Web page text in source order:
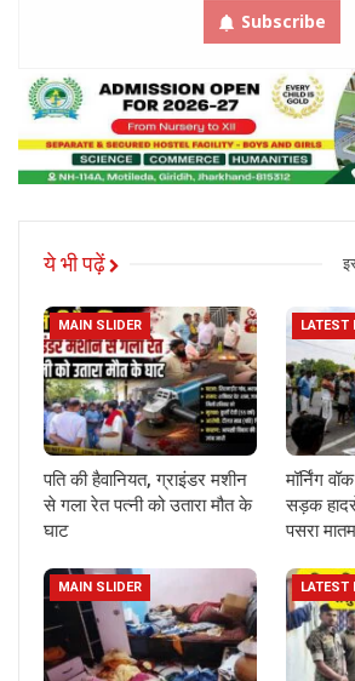
Subscribe
ये भी पढ़ें
MAIN SLIDER
पति की हैवानियत, ग्राइंडर मशीन
से गला रेत पत्नी को उतारा मौत के
घाट
LATEST
मॉर्निंग
सड़क
पसरा मातम
MAIN SLIDER LATEST